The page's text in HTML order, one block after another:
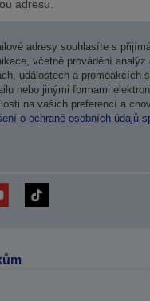
adresy souhlasíte s
včetně provádění analýz
událostech a promoakcích
nebo jinými formami
na vašich preferencí a
o ochraně osobních údajů